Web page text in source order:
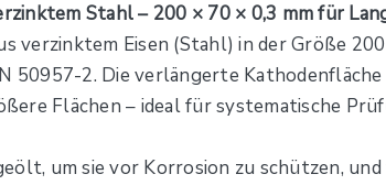
Stahl – 200 × 70 × 0,3 mm für
verzinktem Eisen (Stahl) in der Größe
50957-2. Die verlängerte
Flächen – ideal für systematische
um sie vor Korrosion zu schützen,